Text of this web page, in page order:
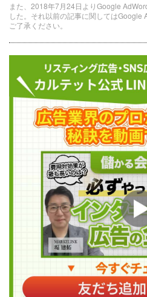
また、2018年7月24日よりGoogle
した。それ以前の記事に関してはGoogle
ご了承ください。